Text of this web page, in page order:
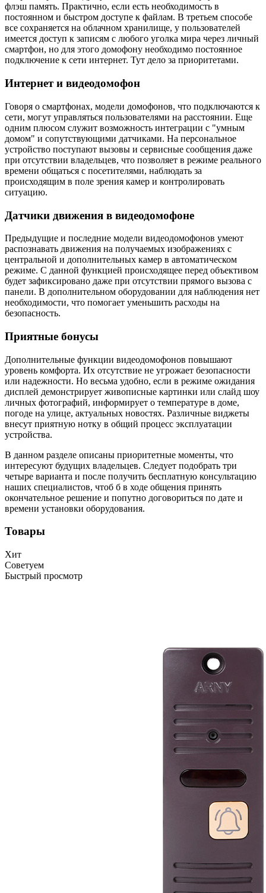
флэш память. Практично, если есть необходимость в
постоянном и быстром доступе к файлам. В третьем способе
все сохраняется на облачном хранилище, у пользователей
имеется доступ к записям с любого уголка мира через личный
смартфон, но для этого домофону необходимо постоянное
подключение к сети интернет. Тут дело за приоритетами.
Интернет и видеодомофон
Говоря о смартфонах, модели домофонов, что подключаются к
сети, могут управляться пользователями на расстоянии. Еще
одним плюсом служит возможность интеграции с "умным
домом" и сопутствующими датчиками. На персональное
устройство поступают вызовы и сервисные сообщения даже
при отсутствии владельцев, что позволяет в режиме реального
времени общаться с посетителями, наблюдать за
происходящим в поле зрения камер и контролировать
ситуацию.
Датчики движения в видеодомофоне
Предыдущие и последние модели видеодомофонов умеют
распознавать движения на получаемых изображениях с
центральной и дополнительных камер в автоматическом
режиме. С данной функцией происходящее перед объективом
будет зафиксировано даже при отсутствии прямого вызова с
панели. В дополнительном оборудовании для наблюдения нет
необходимости, что помогает уменьшить расходы на
безопасность.
Приятные бонусы
Дополнительные функции видеодомофонов повышают
уровень комфорта. Их отсутствие не угрожает безопасности
или надежности. Но весьма удобно, если в режиме ожидания
дисплей демонстрирует живописные картинки или слайд шоу
личных фотографий, информирует о температуре в доме,
погоде на улице, актуальных новостях. Различные виджеты
внесут приятную нотку в общий процесс эксплуатации
устройства.
В данном разделе описаны приоритетные моменты, что
интересуют будущих владельцев. Следует подобрать три
четыре варианта и после получить бесплатную консультацию
наших специалистов, чтоб б в ходе общения принять
окончательное решение и попутно договориться по дате и
времени установки оборудования.
Товары
Хит
Советуем
Быстрый просмотр